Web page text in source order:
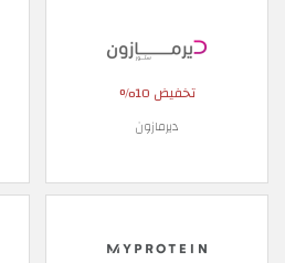
تخفيض 10%
ديرمازون